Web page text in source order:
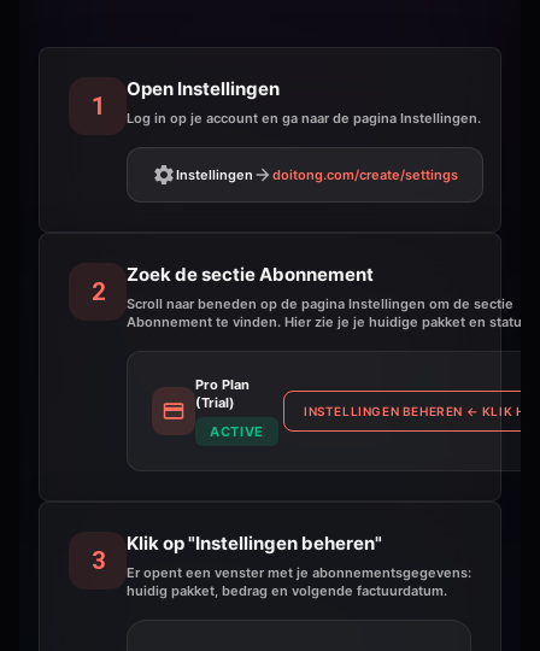
1
Open Instellingen
Log in op je account en ga naar de pagina Instellingen.
Instellingen doitong.com/create/settings
2
Zoek de sectie Abonnement
Scroll naar beneden op de pagina Instellingen om de sectie
Abonnement te vinden. Hier zie je je huidige pakket en status.
Pro Plan
(Trial)
ACTIVE
INSTELLINGEN BEHEREN ← KLIK
3
Klik op "Instellingen beheren"
Er opent een venster met je abonnementsgegevens:
huidig pakket, bedrag en volgende factuurdatum.